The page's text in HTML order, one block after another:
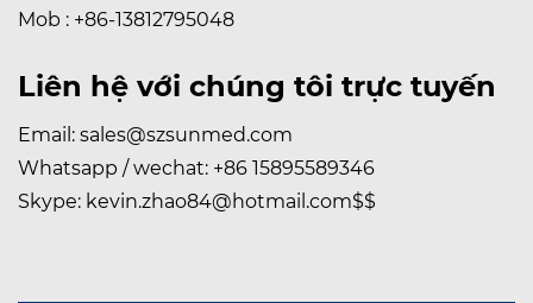
Mob : +86-13812795048
Liên hệ với chúng tôi trực tuyến
Email: sales@szsunmed.com
Whatsapp / wechat: +86 15895589346
Skype: kevin.zhao84@hotmail.com$$